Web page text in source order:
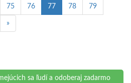
75 76 77 78 79
»
sa ľudí a odoberaj zadarmo